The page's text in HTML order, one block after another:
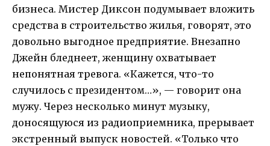
бизнеса. Мистер Диксон подумывает вложить
средства в строительство жилья, говорят, это
довольно выгодное предприятие. Внезапно
Джейн бледнеет, женщину охватывает
непонятная тревога. «Кажется, что-то
случилось с президентом…», — говорит она
мужу. Через несколько минут музыку,
доносящуюся из радиоприемника, прерывает
экстренный выпуск новостей. «Только что